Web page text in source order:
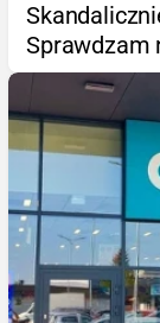
Sprawdzam